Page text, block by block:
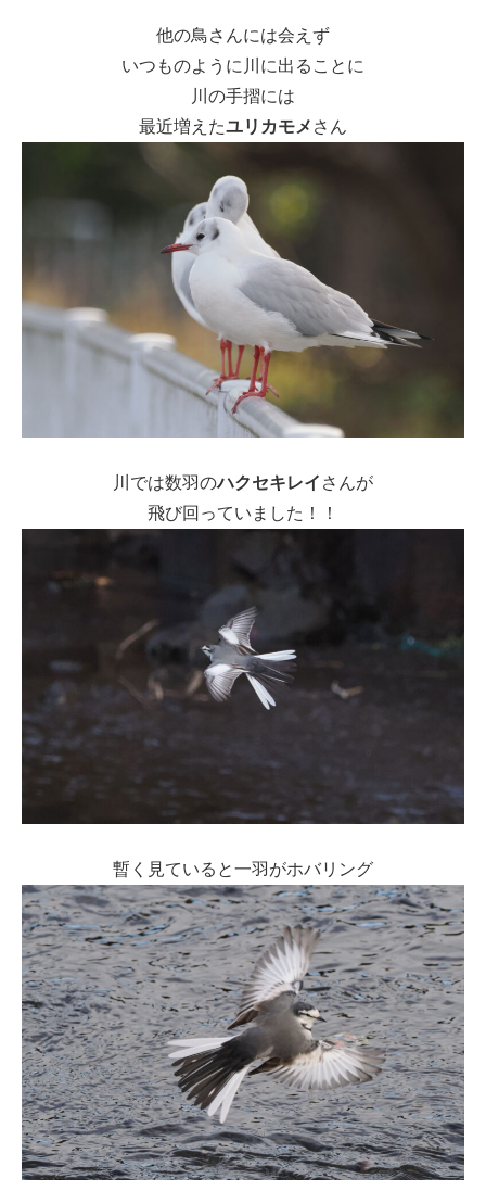
他の鳥さんには会えず
いつものように川に出ることに
川の手摺には
最近増えたユリカモメ さん
川では数羽のハクセキレイ さんが
飛び回っていました！！
暫く見ていると一羽がホバリング